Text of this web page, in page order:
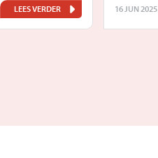
LEES VERDER 16 JUN 2025